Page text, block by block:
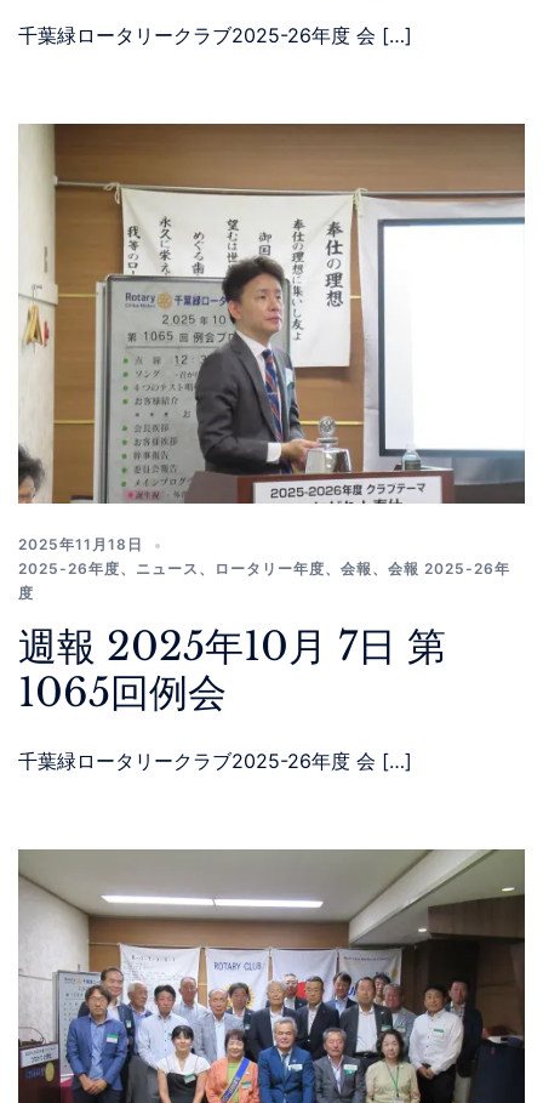
千葉緑ロータリークラブ2025-26年度 会 […]
2025年11月18日
2025-26年度、 ニュース 、 ロータリー年度、 会報 、 会報 2025-26年
度
週報 2025年10月 7日 第
1065回例会
千葉緑ロータリークラブ2025-26年度 会 […]